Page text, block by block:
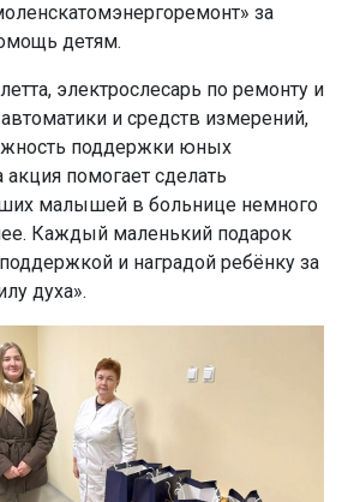
за
детям.
электрослесарь по ремонту и
и средств измерений,
поддержки юных
акция помогает сделать
малышей в больнице немного
Каждый маленький подарок
и наградой ребёнку за
духа».